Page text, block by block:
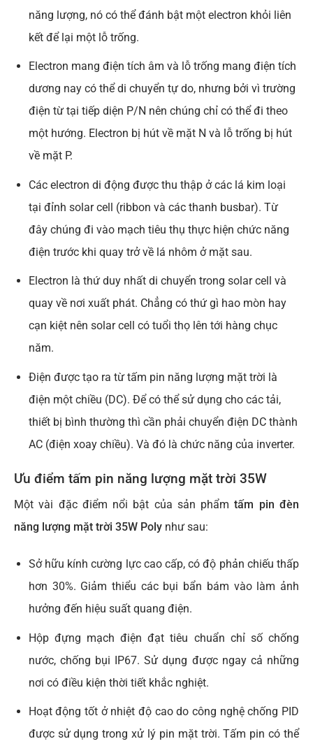
năng lượng, nó có thể đánh bật một electron khỏi liên
kết để lại một lỗ trống.
Electron mang điện tích âm và lỗ trống mang điện tích
dương nay có thể di chuyển tự do, nhưng bởi vì trường
điện từ tại tiếp diện P/N nên chúng chỉ có thể đi theo
một hướng. Electron bị hút về mặt N và lỗ trống bị hút
về mặt P.
Các electron di động được thu thập ở các lá kim loại
tại đỉnh solar cell (ribbon và các thanh busbar). Từ
đây chúng đi vào mạch tiêu thụ thực hiện chức năng
điện trước khi quay trở về lá nhôm ở mặt sau.
Electron là thứ duy nhất di chuyển trong solar cell và
quay về nơi xuất phát. Chẳng có thứ gì hao mòn hay
cạn kiệt nên solar cell có tuổi thọ lên tới hàng chục
năm.
Điện được tạo ra từ tấm pin năng lượng mặt trời là
điện một chiều (DC). Để có thể sử dụng cho các tải,
thiết bị bình thường thì cần phải chuyển điện DC thành
AC (điện xoay chiều). Và đó là chức năng của inverter.
Ưu điểm tấm pin năng lượng mặt trời 35W
Một vài đặc điểm nổi bật của sản phẩm tấm pin đèn
năng lượng mặt trời 35W Poly như sau:
Sở hữu kính cường lực cao cấp, có độ phản chiếu thấp
hơn 30%. Giảm thiểu các bụi bẩn bám vào làm ảnh
hưởng đến hiệu suất quang điện.
Hộp đựng mạch điện đạt tiêu chuẩn chỉ số chống
nước, chống bụi IP67. Sử dụng được ngay cả những
nơi có điều kiện thời tiết khắc nghiệt.
Hoạt động tốt ở nhiệt độ cao do công nghệ chống PID
được sử dụng trong xử lý pin mặt trời. Tấm pin có thể